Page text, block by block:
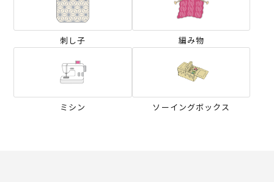
刺し子 編み物
ミシン ソーイングボックス